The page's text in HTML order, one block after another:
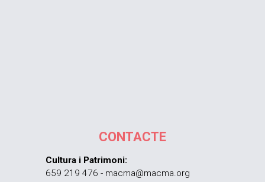
CONTACTE
Cultura i Patrimoni:
659 219 476 - macma@macma.org